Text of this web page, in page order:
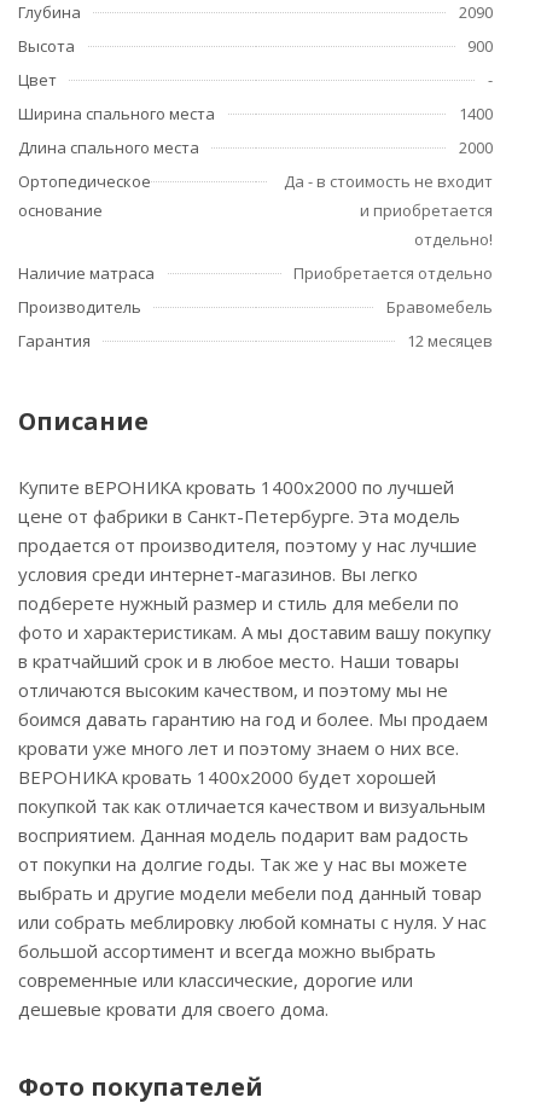
Глубина
2090
Высота
900
Цвет
-
Ширина спального места
1400
Длина спального места
2000
Ортопедическое
основание
Да - в стоимость не входит
и приобретается
отдельно!
Наличие матраса
Приобретается отдельно
Производитель
Бравомебель
Гарантия
12 месяцев
Описание
Купите вЕРОНИКА кровать 1400х2000 по лучшей
цене от фабрики в Санкт-Петербурге. Эта модель
продается от производителя, поэтому у нас лучшие
условия среди интернет-магазинов. Вы легко
подберете нужный размер и стиль для мебели по
фото и характеристикам. А мы доставим вашу покупку
в кратчайший срок и в любое место. Наши товары
отличаются высоким качеством, и поэтому мы не
боимся давать гарантию на год и более. Мы продаем
кровати уже много лет и поэтому знаем о них все.
ВЕРОНИКА кровать 1400х2000 будет хорошей
покупкой так как отличается качеством и визуальным
восприятием. Данная модель подарит вам радость
от покупки на долгие годы. Так же у нас вы можете
выбрать и другие модели мебели под данный товар
или собрать меблировку любой комнаты с нуля. У нас
большой ассортимент и всегда можно выбрать
современные или классические, дорогие или
дешевые кровати для своего дома.
Фото покупателей